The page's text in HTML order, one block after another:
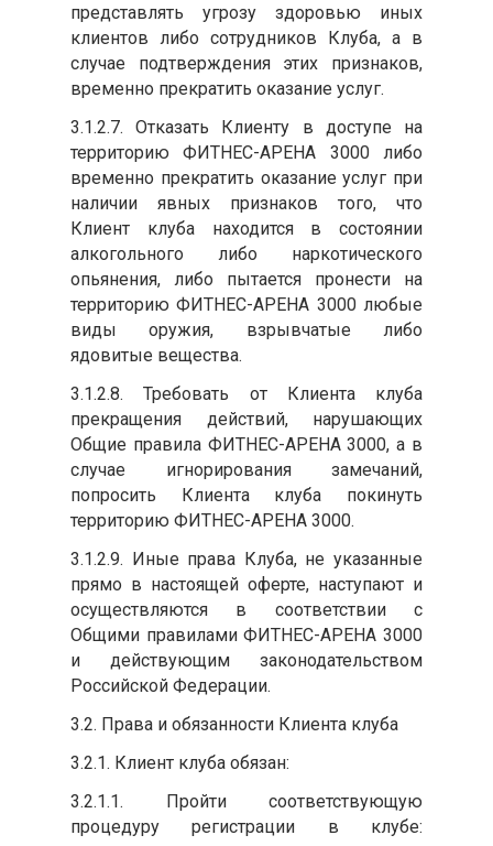
представлять угрозу здоровью иных
клиентов либо сотрудников Клуба, а в
случае подтверждения этих признаков,
временно прекратить оказание услуг.
3.1.2.7. Отказать Клиенту в доступе на
территорию ФИТНЕС-АРЕНА 3000 либо
временно прекратить оказание услуг при
наличии явных признаков того, что
Клиент клуба находится в состоянии
алкогольного либо наркотического
опьянения, либо пытается пронести на
территорию ФИТНЕС-АРЕНА 3000 любые
виды оружия, взрывчатые либо
ядовитые вещества.
3.1.2.8. Требовать от Клиента клуба
прекращения действий, нарушающих
Общие правила ФИТНЕС-АРЕНА 3000, а в
случае игнорирования замечаний,
попросить Клиента клуба покинуть
территорию ФИТНЕС-АРЕНА 3000.
3.1.2.9. Иные права Клуба, не указанные
прямо в настоящей оферте, наступают и
осуществляются в соответствии с
Общими правилами ФИТНЕС-АРЕНА 3000
и действующим законодательством
Российской Федерации.
3.2. Права и обязанности Клиента клуба
3.2.1. Клиент клуба обязан:
3.2.1.1. Пройти соответствующую
процедуру регистрации в клубе: